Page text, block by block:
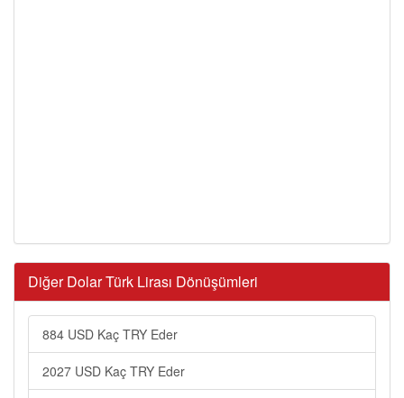
Diğer Dolar Türk Lirası Dönüşümleri
884 USD Kaç TRY Eder
2027 USD Kaç TRY Eder